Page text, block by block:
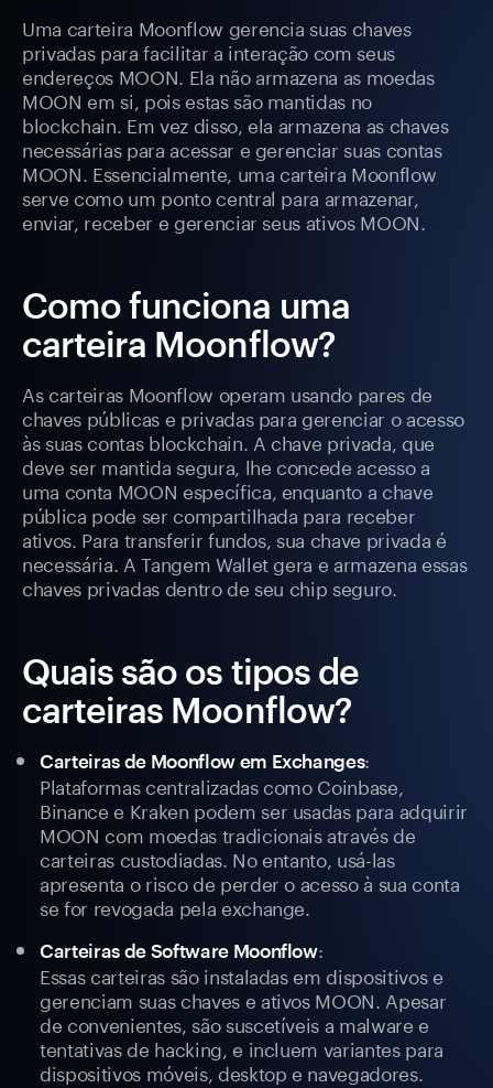
Uma carteira Moonflow gerencia suas chaves
privadas para facilitar a interação com seus
endereços MOON. Ela não armazena as moedas
MOON em si, pois estas são mantidas no
blockchain. Em vez disso, ela armazena as chaves
necessárias para acessar e gerenciar suas contas
MOON. Essencialmente, uma carteira Moonflow
serve como um ponto central para armazenar,
enviar, receber e gerenciar seus ativos MOON.
Como funciona uma
carteira Moonflow?
As carteiras Moonflow operam usando pares de
chaves públicas e privadas para gerenciar o acesso
às suas contas blockchain. A chave privada, que
deve ser mantida segura, lhe concede acesso a
uma conta MOON específica, enquanto a chave
pública pode ser compartilhada para receber
ativos. Para transferir fundos, sua chave privada é
necessária. A Tangem Wallet gera e armazena essas
chaves privadas dentro de seu chip seguro.
Quais são os tipos de
carteiras Moonflow?
Carteiras de Moonflow em Exchanges:
Plataformas centralizadas como Coinbase,
Binance e Kraken podem ser usadas para adquirir
MOON com moedas tradicionais através de
carteiras custodiadas. No entanto, usá-las
apresenta o risco de perder o acesso à sua conta
se for revogada pela exchange.
Carteiras de Software Moonflow:
Essas carteiras são instaladas em dispositivos e
gerenciam suas chaves e ativos MOON. Apesar
de convenientes, são suscetíveis a malware e
tentativas de hacking, e incluem variantes para
dispositivos móveis, desktop e navegadores.